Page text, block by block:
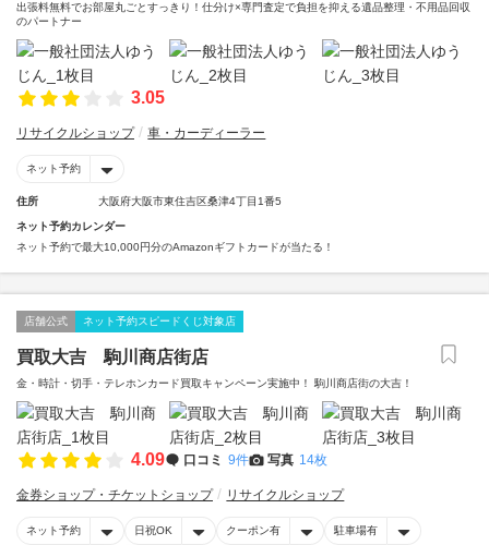
出張料無料でお部屋丸ごとすっきり！仕分け×専門査定で負担を抑える遺品整理・不用品回収
のパートナー
3.05
リサイクルショップ 車・カーディーラー
ネット予約
住所 大阪府大阪市東住吉区桑津4丁目1番5
ネット予約カレンダー
ネット予約で最大10,000円分のAmazonギフトカードが当たる！
店舗公式 ネット予約スピードくじ対象店
買取大吉 駒川商店街店
金・時計・切手・テレホンカード買取キャンペーン実施中！ 駒川商店街の大吉！
4.09 口コミ 9件 写真 14枚
金券ショップ・チケットショップ リサイクルショップ
ネット予約 日祝OK クーポン有 駐車場有